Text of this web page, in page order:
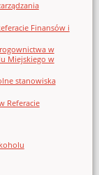
Finansów i
w
Miejskiego w
stanowiska
Referacie